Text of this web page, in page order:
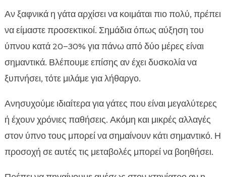
Αν ξαφνικά η γάτα αρχίσει να κοιμάται πιο πολύ, πρέπει
να είμαστε προσεκτικοί. Σημάδια όπως αύξηση του
ύπνου κατά 20–30% για πάνω από δύο μέρες είναι
σημαντικά. Βλέπουμε επίσης αν έχει δυσκολία να
ξυπνήσει, τότε μιλάμε για λήθαργο.
Ανησυχούμε ιδιαίτερα για γάτες που είναι μεγαλύτερες
ή έχουν χρόνιες παθήσεις. Ακόμη και μικρές αλλαγές
στον ύπνο τους μπορεί να σημαίνουν κάτι σημαντικό. Η
προσοχή σε αυτές τις μεταβολές μπορεί να βοηθήσει.